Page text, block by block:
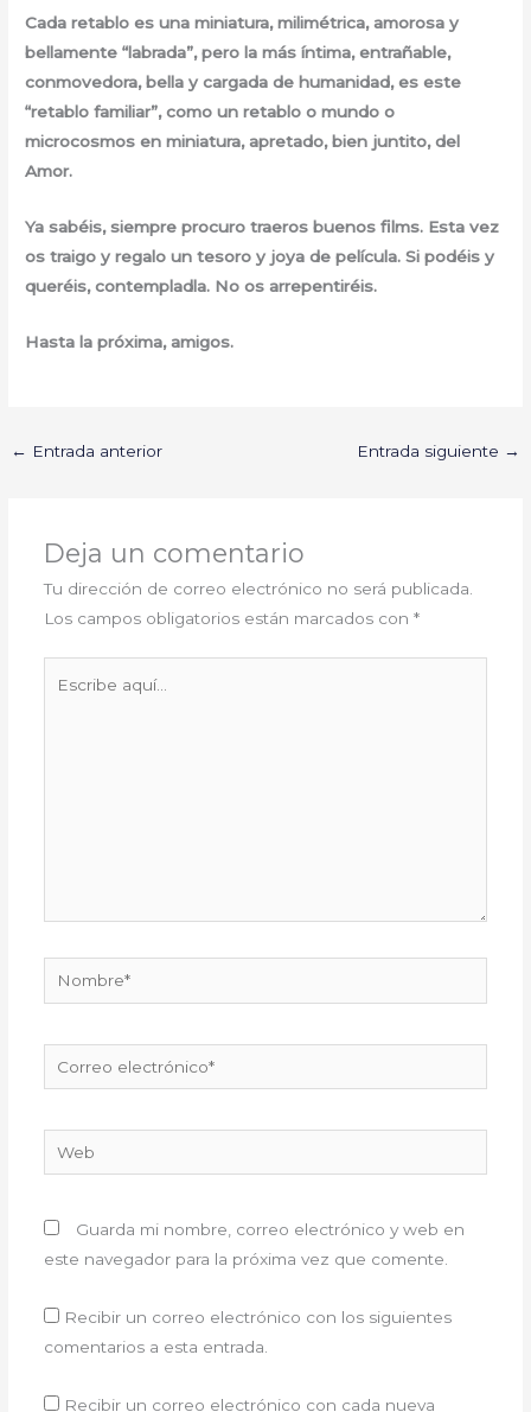
Cada retablo es una miniatura, milimétrica, amorosa y
bellamente “labrada”, pero la más íntima, entrañable,
conmovedora, bella y cargada de humanidad, es este
“retablo familiar”, como un retablo o mundo o
microcosmos en miniatura, apretado, bien juntito, del
Amor.
Ya sabéis, siempre procuro traeros buenos films. Esta vez
os traigo y regalo un tesoro y joya de película. Si podéis y
queréis, contempladla. No os arrepentiréis.
Hasta la próxima, amigos.
← Entrada anterior Entrada siguiente →
Deja un comentario
Tu dirección de correo electrónico no será publicada.
Los campos obligatorios están marcados con *
Nombre*
electrónico*
Guarda mi nombre, correo electrónico y web en
este navegador para la próxima vez que comente.
Recibir un correo electrónico con los siguientes
comentarios a esta entrada.
Recibir un correo electrónico con cada nueva